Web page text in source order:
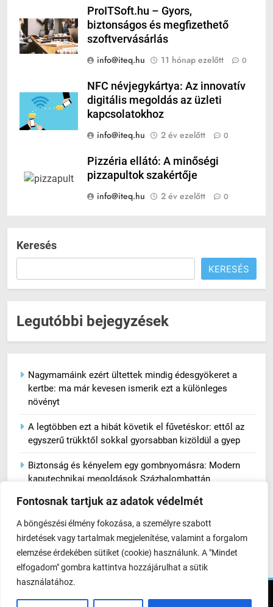
Fontosnak tartjuk az adatok védelmét
A böngészési élmény fokozása, a személyre szabott
hirdetések vagy tartalmak megjelenítése, valamint a forgalom
elemzése érdekében sütiket (cookie) használunk. A "Mindet
elfogadom" gombra kattintva hozzájárulhat a sütik
használatához.
ProITSoft.hu – Gyors,
biztonságos és megfizethető
szoftvervásárlás
info@iteq.hu
11 hónap ezelőtt 0
NFC névjegykártya: Az innovatív
digitális megoldás az üzleti
kapcsolatokhoz
info@iteq.hu
2 év ezelőtt 0
Pizzéria ellátó: A minőségi
pizzapultok szakértője
info@iteq.hu
2 év ezelőtt 0
Keresés
KERESÉS
Legutóbbi bejegyzések
Nagymamáink ezért ültettek mindig édesgyökeret a
kertbe: ma már kevesen ismerik ezt a különleges
növényt
A legtöbben ezt a hibát követik el fűvetéskor: ettől az
egyszerű trükktől sokkal gyorsabban kizöldül a gyep
Biztonság és kényelem egy gombnyomásra: Modern
kaputechnikai megoldások Százhalombattán
Okos kosár: Hogyan állítsunk össze egy örökzöld
DUPLO gyűjteményt felesleges túlvásárlás nélkül?
Prémium alapanyagok pékségeknek és cukrászatoknak:
így lesz igazán kiemelkedő a végeredmény
Iteq - Minden jog fenntartva 2026. Powered By